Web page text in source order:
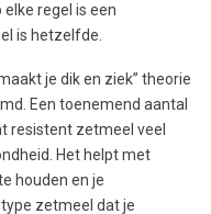
regel is een
is hetzelfde.
je dik en ziek” theorie
Een toenemend aantal
resistent zetmeel veel
Het helpt met
houden en je
zetmeel dat je